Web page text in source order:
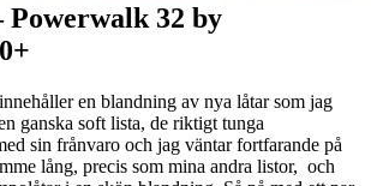
Powerwalk 32 by
en blandning av nya låtar som jag
ganska soft lista, de riktigt tunga
sin frånvaro och jag väntar fortfarande på
lång, precis som mina andra listor, och